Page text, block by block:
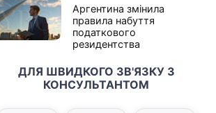
Аргентина змінила
правила набуття
податкового
резидентства
ДЛЯ ШВИДКОГО ЗВ'ЯЗКУ З
КОНСУЛЬТАНТОМ